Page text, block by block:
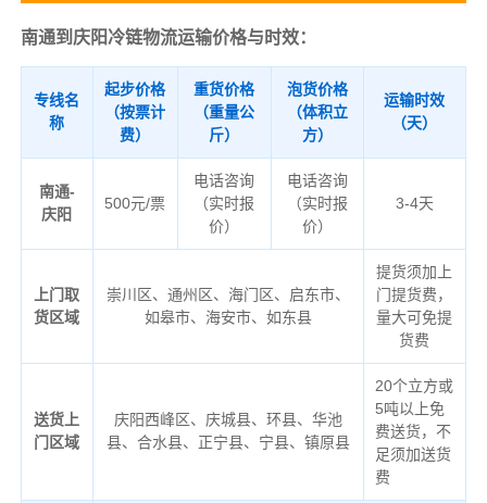
南通到庆阳冷链物流运输价格与时效：
专线名
称
起步价格
（按票计
费）
重货价格
（重量公
斤）
泡货价格
（体积立
方）
运输时效
（天）
南通-
庆阳
500元/票
电话咨询
（实时报
价）
电话咨询
（实时报
价）
3-4天
上门取
货区域
崇川区、通州区、海门区、启东市、
如皋市、海安市、如东县
提货须加上
门提货费，
量大可免提
货费
送货上
门区域
庆阳西峰区、庆城县、环县、华池
县、合水县、正宁县、宁县、镇原县
20个立方或
5吨以上免
费送货，不
足须加送货
费